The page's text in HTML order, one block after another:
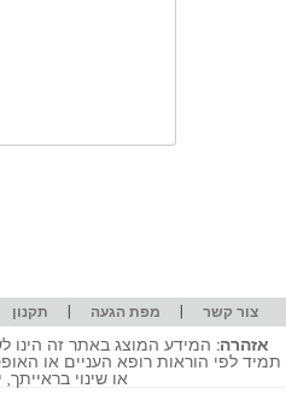
צור קשר | מפת הגעה | תקנון
אזהרה: המידע המוצג באתר זה הינו
תמיד לפי הוראות רופא העניים או
או שינוי